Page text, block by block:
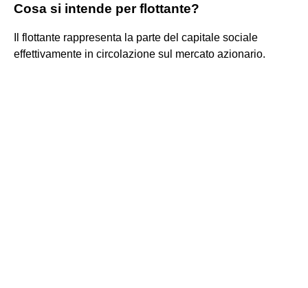
Cosa si intende per flottante?
Il flottante rappresenta la parte del capitale sociale
effettivamente in circolazione sul mercato azionario.